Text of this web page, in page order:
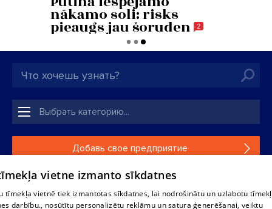
Добавь свое предприятие
Если твоего предприятия нет в нашей базе данных,
vietne izmanto sīkdatnes
tīmekļa vietnē tiek izmantotas sīkdatnes, lai nodrošinātu un uzlabotu
darbību., nosūtītu personalizētu reklāmu un satura ģenerēšanai, veiktu